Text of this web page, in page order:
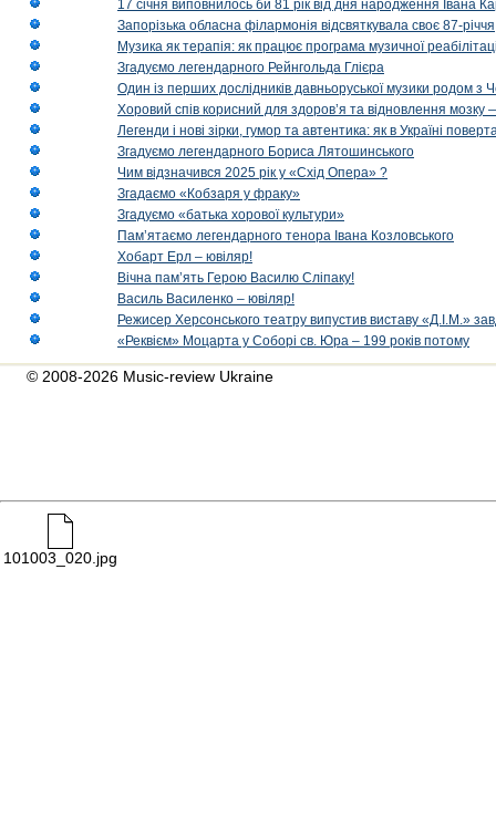
17 січня виповнилось би 81 рік від дня народження Івана
Запорізька обласна філармонія відсвяткувала своє 87-річчя
Музика як терапія: як працює програма музичної
Згадуємо легендарного Рейнгольда Глієра
Один із перших дослідників давньоруської музики родом з
Хоровий спів корисний для здоров’я та відновлення мозку
Легенди і нові зірки, гумор та автентика: як в Україні
Згадуємо легендарного Бориса Лятошинського
Чим відзначився 2025 рік у «Схід Опера» ?
Згадаємо «Кобзаря у фраку»
Згадуємо «батька хорової культури»
Пам’ятаємо легендарного тенора Івана Козловського
Хобарт Ерл – ювіляр!
Вічна пам’ять Герою Василю Сліпаку!
Василь Василенко – ювіляр!
Режисер Херсонського театру випустив виставу «Д.І.М.»
«Реквієм» Моцарта у Соборі св. Юра – 199 років потому
© 2008-2026 Music-review Ukraine
101003_020.jpg